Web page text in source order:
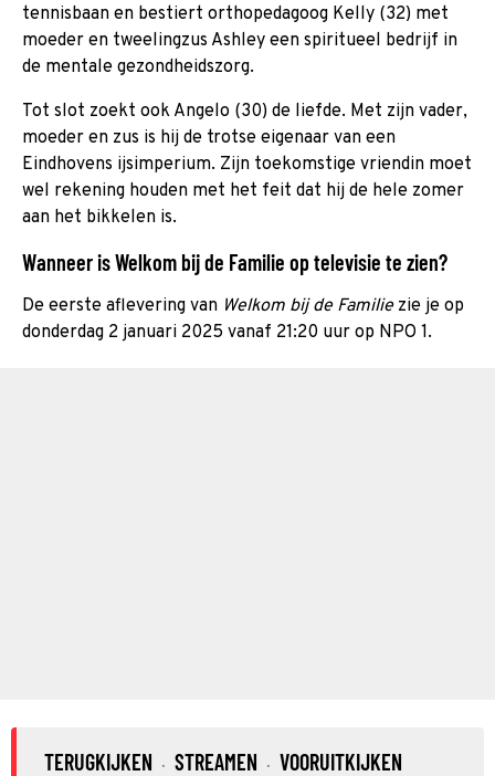
tennisbaan en bestiert orthopedagoog Kelly (32) met
moeder en tweelingzus Ashley een spiritueel bedrijf in
de mentale gezondheidszorg.
Tot slot zoekt ook Angelo (30) de liefde. Met zijn vader,
moeder en zus is hij de trotse eigenaar van een
Eindhovens ijsimperium. Zijn toekomstige vriendin moet
wel rekening houden met het feit dat hij de hele zomer
aan het bikkelen is.
Wanneer is Welkom bij de Familie op televisie te zien?
De eerste aflevering van Welkom bij de Familiezie je op
donderdag 2 januari 2025 vanaf 21:20 uur op NPO 1.
TERUGKIJKEN · STREAMEN · VOORUITKIJKEN